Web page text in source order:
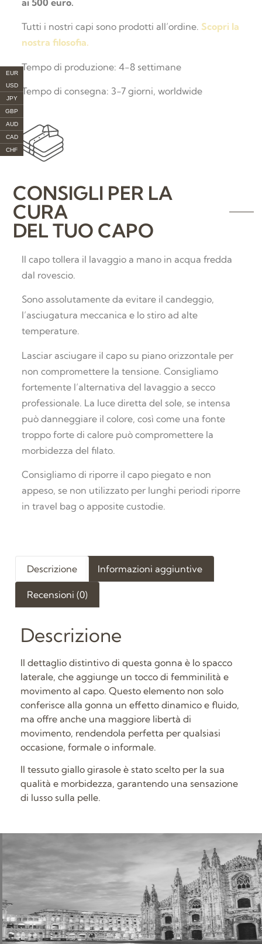
Tutti i nostri capi sono prodotti all’ordine. Scopri la
nostra filosofia.
Tempo di produzione: 4-8 settimane
Tempo di consegna: 3-7 giorni, worldwide
CONSIGLI PER LA
CURA
DEL TUO CAPO
Il capo tollera il lavaggio a mano in acqua fredda
dal rovescio.
Sono assolutamente da evitare il candeggio,
l’asciugatura meccanica e lo stiro ad alte
temperature.
Lasciar asciugare il capo su piano orizzontale per
non compromettere la tensione. Consigliamo
fortemente l’alternativa del lavaggio a secco
professionale. La luce diretta del sole, se intensa
può danneggiare il colore, così come una fonte
troppo forte di calore può compromettere la
morbidezza del filato.
Consigliamo di riporre il capo piegato e non
appeso, se non utilizzato per lunghi periodi riporre
in travel bag o apposite custodie.
Descrizione Informazioni aggiuntive
Recensioni (0)
Descrizione
Il dettaglio distintivo di questa gonna è lo spacco
laterale, che aggiunge un tocco di femminilità e
movimento al capo. Questo elemento non solo
conferisce alla gonna un effetto dinamico e fluido,
ma offre anche una maggiore libertà di
movimento, rendendola perfetta per qualsiasi
occasione, formale o informale.
Il tessuto giallo girasole è stato scelto per la sua
qualità e morbidezza, garantendo una sensazione
di lusso sulla pelle.
EUR
USD
JPY
GBP
AUD
CAD
CHF